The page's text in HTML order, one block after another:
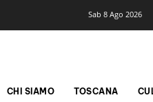
Sab 8 Ago 2026
CHI SIAMO TOSCANA